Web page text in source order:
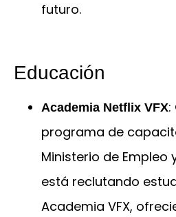
futuro.
Educación
Academia Netflix VFX:
programa de
Ministerio de Empleo
está reclutando
Academia VFX,